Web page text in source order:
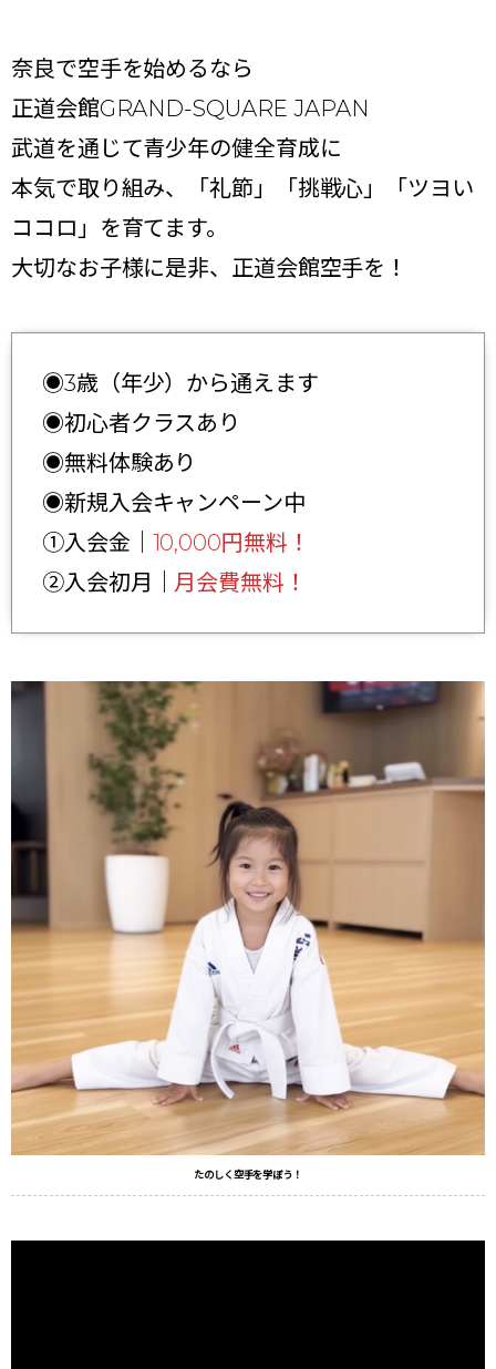
奈良で空手を始めるなら
正道会館GRAND-SQUARE JAPAN
武道を通じて青少年の健全育成に
本気で取り組み、「礼節」「挑戦心」「ツヨい
ココロ」を育てます。
大切なお子様に是非、正道会館空手を！
◉3歳（年少）から通えます
◉初心者クラスあり
◉無料体験あり
◉新規入会キャンペーン中
①入会金｜ 10,000円無料！
②入会初月｜ 月会費無料！
たのしく空手を学ぼう！